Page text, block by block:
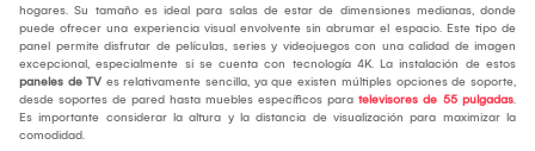
hogares. Su tamaño es ideal para salas de estar de dimensiones medianas, donde
puede ofrecer una experiencia visual envolvente sin abrumar el espacio. Este tipo de
panel permite disfrutar de películas, series y videojuegos con una calidad de imagen
excepcional, especialmente si se cuenta con tecnología 4K. La instalación de estos
paneles de TV es relativamente sencilla, ya que existen múltiples opciones de soporte,
desde soportes de pared hasta muebles específicos para televisores de 55 pulgadas.
Es importante considerar la altura y la distancia de visualización para maximizar la
comodidad.